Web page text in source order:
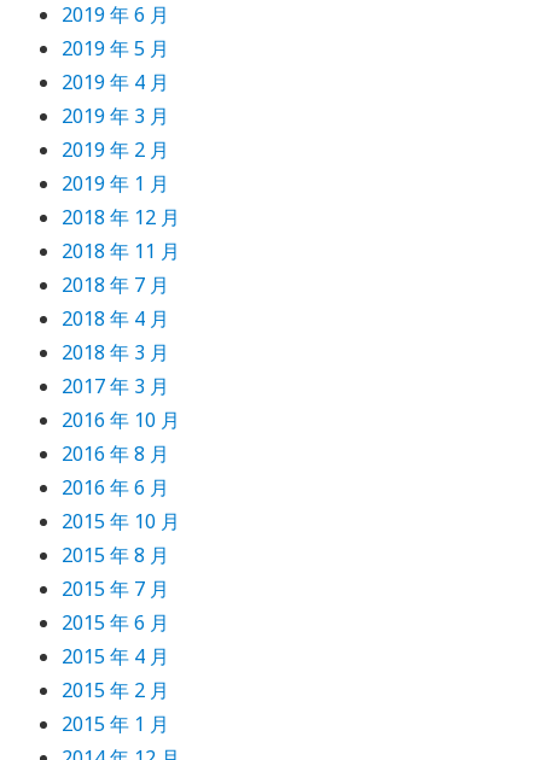
2019 年 6 月
2019 年 5 月
2019 年 4 月
2019 年 3 月
2019 年 2 月
2019 年 1 月
2018 年 12 月
2018 年 11 月
2018 年 7 月
2018 年 4 月
2018 年 3 月
2017 年 3 月
2016 年 10 月
2016 年 8 月
2016 年 6 月
2015 年 10 月
2015 年 8 月
2015 年 7 月
2015 年 6 月
2015 年 4 月
2015 年 2 月
2015 年 1 月